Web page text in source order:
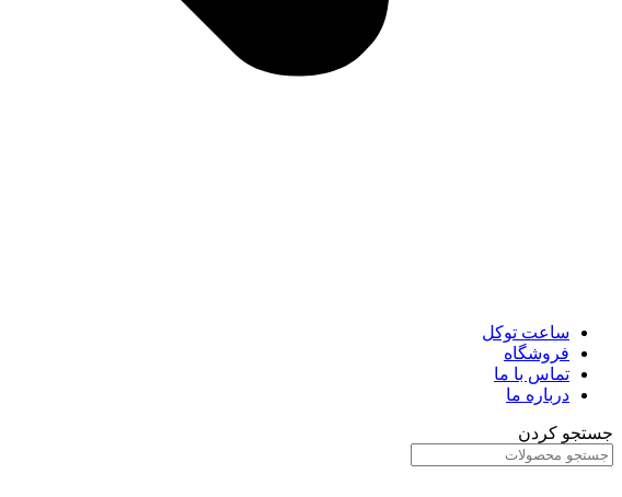
ساعت توکل
فروشگاه
تماس با ما
درباره ما
جستجو کردن